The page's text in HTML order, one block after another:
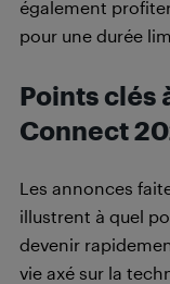
également
pour une durée
Points clés
Connect
Les annonces
illustrent à quel
devenir
vie axé sur la